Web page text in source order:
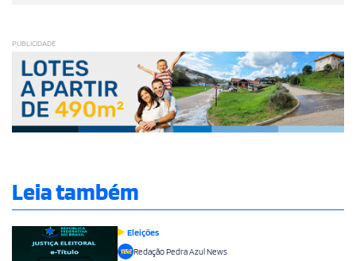
PUBLICIDADE
Leia também
Eleições
Redação Pedra Azul News